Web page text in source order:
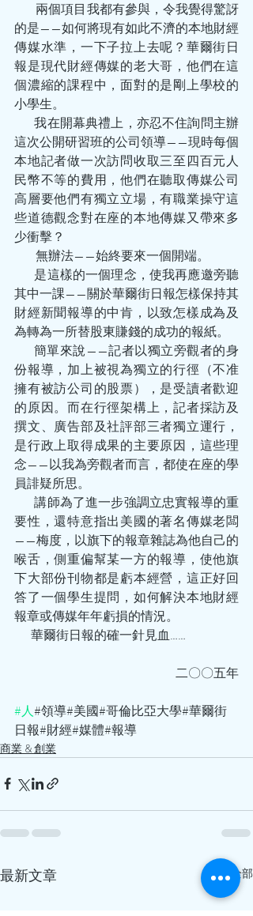
的是——如何將現有如此不濟的本地財經
傳媒水準，一下子拉上去呢？華爾街日
報是現代財經傳媒的老大哥，他們在這
個濃縮的課程中，面對的是剛上學校的
小學生。
        我在開幕典禮上，亦忍不住詢問主辦
這次公開研習班的公司領導——現時每個
本地記者做一次訪問收取三至四百元人
民幣不等的費用，他們在聽取傳媒公司
高層要他們有獨立立場，有職業操守這
些道德觀念對在座的本地傳媒又帶來多
少衝擊？
         無辦法——始終要來一個開端。
其中一課——關於華爾街日報怎樣保持其
財經新聞報導的中肯，以致怎樣成為及
為轉為一所替股東賺錢的成功的報紙。
份報導，加上被視為獨立的行徑（不准
擁有被訪公司的股票），是受讀者歡迎
的原因。而在行徑架構上，記者採訪及
撰文、廣告部及社評部三者獨立運行，
是行政上取得成果的主要原因，這些理
念——以我為旁觀者而言，都使在座的學
員誹疑所思。
        講師為了進一步強調立忠實報導的重
要性，還特意指出美國的著名傳媒老闆
——梅度，以旗下的報章雜誌為他自己的
喉舌，側重偏幫某一方的報導，使他旗
下大部份刊物都是虧本經營，這正好回
答了一個學生提問，如何解決本地財經
報章或傳媒年年虧損的情況。
       華爾街日報的確一針見血……
    二〇〇五年
#人#領導#美國#哥倫比亞大學#華爾街
日報#財經#媒體#報導
商業 & 創業
最新文章 查看全部